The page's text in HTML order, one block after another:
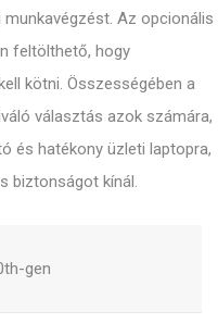
Az opcionális
feltölthető, hogy
kötni. Összességében a
választás azok számára,
és hatékony üzleti laptopra,
biztonságot kínál.
gen